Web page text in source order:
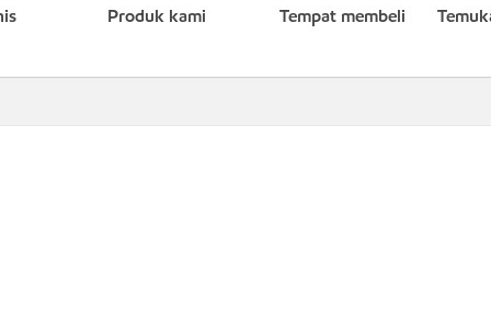
Produk kami Tempat membeli